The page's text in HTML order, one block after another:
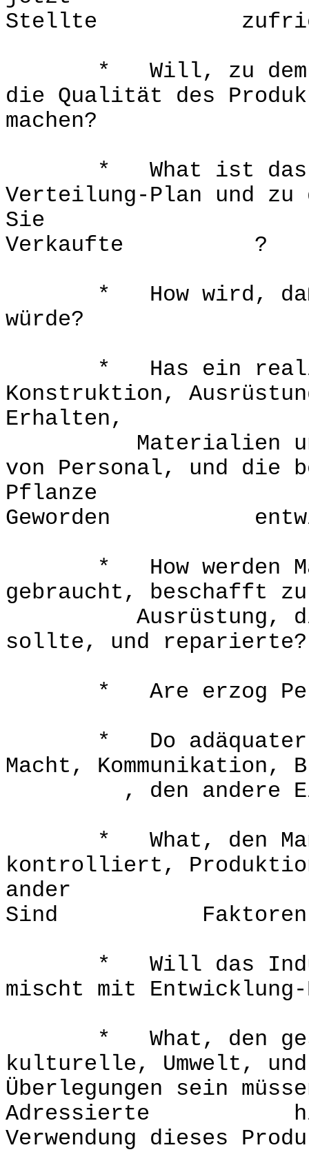
Stellte
* Will, zu dem der
die Qualität des
machen?
* What ist das
Verteilung-Plan und
Sie
Verkaufte ?
* How wird, daß
würde?
* Has ein
Konstruktion,
Erhalten,
Materialien und
von Personal, und die
Pflanze
Geworden
* How werden
gebraucht, beschafft zu
Ausrüstung, die
sollte, und reparierte?
* Are erzog
* Do adäquater
Macht, Kommunikation,
, den andere
* What, den
kontrolliert,
ander
Sind Faktoren
* Will das
mischt mit
* What, den
kulturelle, Umwelt,
Überlegungen sein
Adressierte
Verwendung dieses